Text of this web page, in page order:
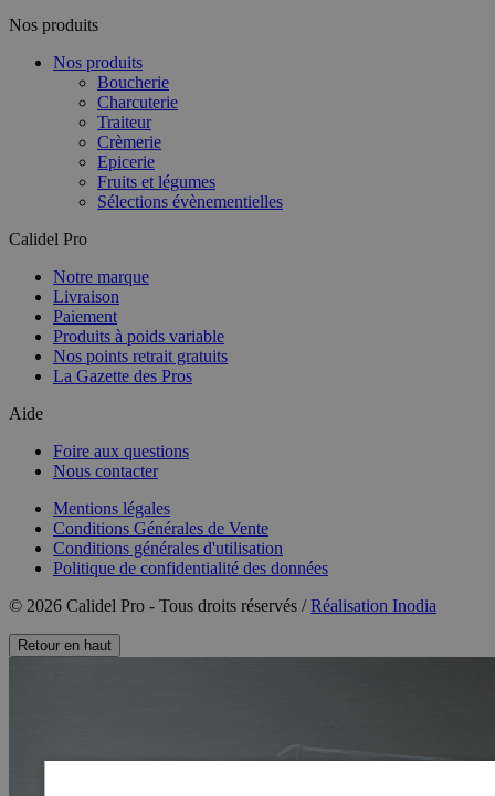
Nos produits
Nos produits
Boucherie
Charcuterie
Traiteur
Crèmerie
Epicerie
Fruits et légumes
Sélections évènementielles
Calidel Pro
Notre marque
Livraison
Paiement
Produits à poids variable
Nos points retrait gratuits
La Gazette des Pros
Aide
Foire aux questions
Nous contacter
Mentions légales
Conditions Générales de Vente
Conditions générales d'utilisation
Politique de confidentialité des données
© 2026 Calidel Pro - Tous droits réservés /Réalisation Inodia
Retour en haut